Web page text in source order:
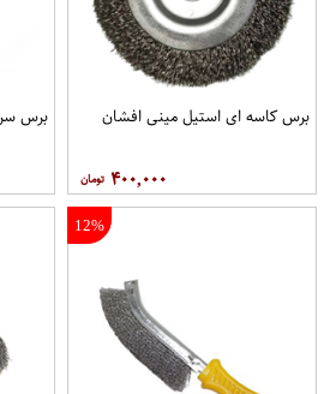
برس کاسه ای استیل مینی افشان
۴۰۰,۰۰۰
برس سر
12%